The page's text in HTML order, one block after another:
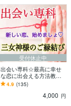
受付休止中
出会い専科☆最高に幸せ
な恋に出会える方法教え
ます 良縁を引き寄せる実
践的アドバイス＆恋愛系
三女神様への祈願付き
4.9 (135)
4,000 円